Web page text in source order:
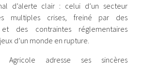
d’alerte clair : celui d’un secteur
multiples crises, freiné par des
et des contraintes réglementaires
d’un monde en rupture.
Agricole adresse ses sincères